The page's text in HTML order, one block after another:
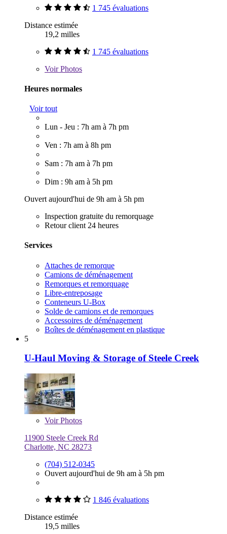
1 745 évaluations
Distance estimée
19,2 milles
1 745 évaluations
VoirPhotos
Heures normales
Voir tout
Lun - Jeu : 7h am à 7h pm
Ven : 7h am à 8h pm
Sam : 7h am à 7h pm
Dim : 9h am à 5h pm
Ouvert aujourd'hui de 9h am à 5h pm
Inspection gratuite du remorquage
Retour client 24 heures
Services
Attaches de remorque
Camions de déménagement
Remorques et remorquage
Libre-entreposage
Conteneurs U-Box
Solde de camions et de remorques
Accessoires de déménagement
Boîtes de déménagement en plastique
5
U-Haul Moving & Storage of Steele Creek
VoirPhotos
11900 Steele Creek Rd
Charlotte, NC 28273
(704) 512-0345
Ouvert aujourd'hui de 9h am à 5h pm
1 846 évaluations
Distance estimée
19,5 milles